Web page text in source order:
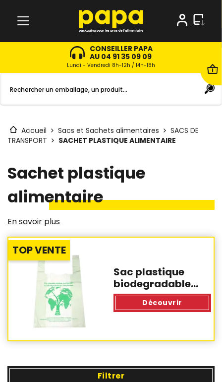
CONSEILLER PAPA
AU 04 91 35 09 09
Lundi - Vendredi 8h-12h / 14h-18h
Accueil Sacs et Sachets alimentaires
SACS DE
TRANSPORT
SACHET PLASTIQUE ALIMENTAIRE
Sachet plastique
alimentaire
En savoir plus
TOP VENTE
Sac plastique
biodegradable...
Découvrir
Filtrer